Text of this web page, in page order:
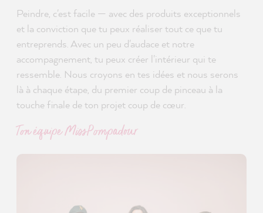
Peindre, c'est facile — avec des produits exceptionnels
et la conviction que tu peux réaliser tout ce que tu
entreprends. Avec un peu d'audace et notre
accompagnement, tu peux créer l'intérieur qui te
ressemble. Nous croyons en tes idées et nous serons
là à chaque étape, du premier coup de pinceau à la
touche finale de ton projet coup de cœur.
Ton équipe MissPompadour